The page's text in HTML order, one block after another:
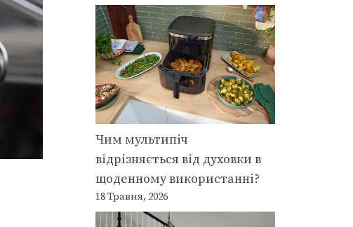
Чим мультипіч
відрізняється від духовки в
щоденному використанні?
18 Травня, 2026